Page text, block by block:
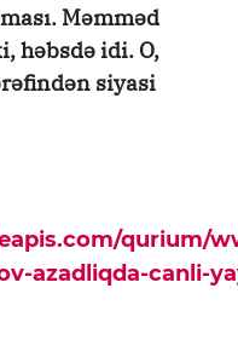
Məmməd
həbsdə idi. O,
siyasi
qurium/
azadliqda-canli-